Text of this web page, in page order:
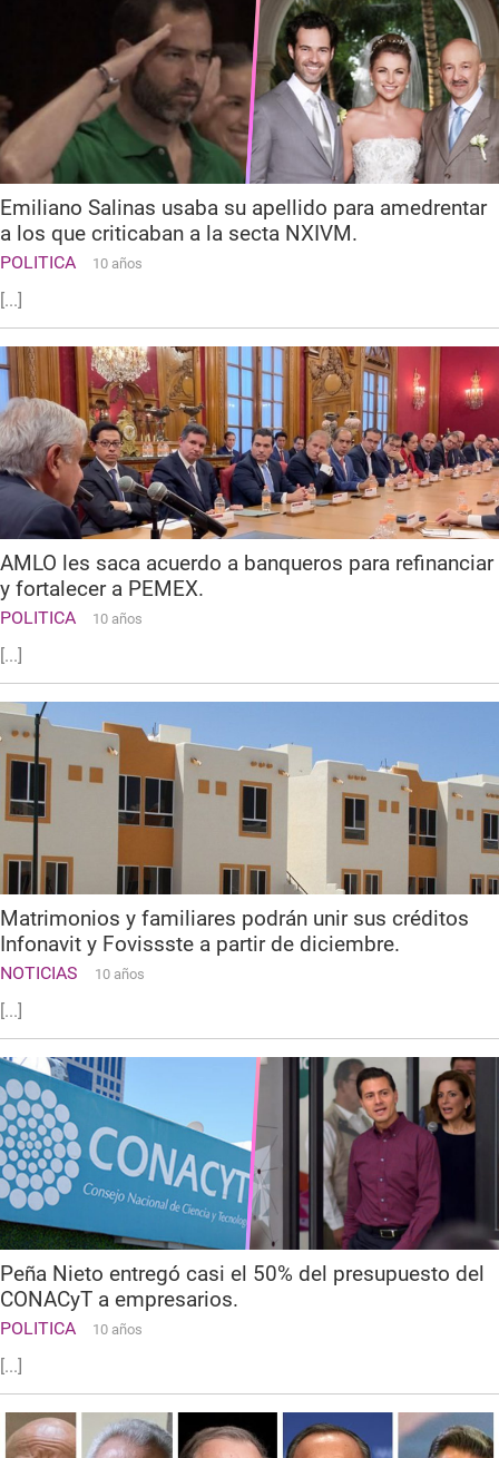
Emiliano Salinas usaba su apellido para amedrentar
a los que criticaban a la secta NXIVM.
POLITICA 10 años
[...]
AMLO les saca acuerdo a banqueros para refinanciar
y fortalecer a PEMEX.
POLITICA 10 años
[...]
Matrimonios y familiares podrán unir sus créditos
Infonavit y Fovissste a partir de diciembre.
NOTICIAS 10 años
[...]
Peña Nieto entregó casi el 50% del presupuesto del
CONACyT a empresarios.
POLITICA 10 años
[...]